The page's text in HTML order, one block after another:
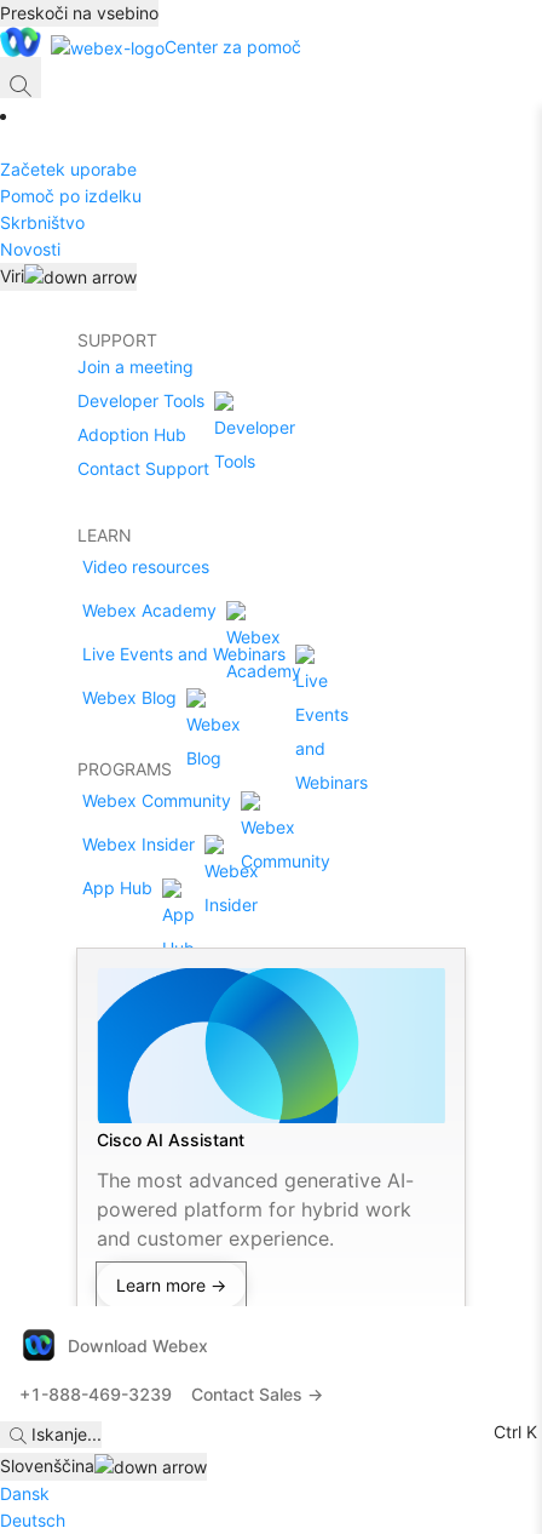
Preskoči na vsebino
Center za pomoč
Začetek uporabe
Pomoč po izdelku
Skrbništvo
Novosti
Viri
SUPPORT
Join a meeting
Developer Tools
Adoption Hub
Contact Support
LEARN
Video resources
Webex Academy
Live Events and Webinars
Webex Blog
PROGRAMS
Webex Community
Webex Insider
App Hub
Cisco AI Assistant
The most advanced generative AI-
powered platform for hybrid work
and customer experience.
Learn more →
Download Webex
+1-888-469-3239
Contact Sales →
Iskanje...
Ctrl K
Slovenščina
Dansk
Deutsch